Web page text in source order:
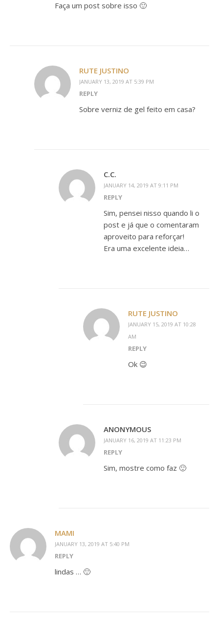
Faça um post sobre isso 🙂
RUTE JUSTINO
JANUARY 13, 2019 AT 5:39 PM
REPLY
Sobre verniz de gel feito em casa?
C.C.
JANUARY 14, 2019 AT 9:11 PM
REPLY
Sim, pensei nisso quando li o
post e já que o comentaram
aproveito para reforçar!
Era uma excelente ideia…
RUTE JUSTINO
JANUARY 15, 2019 AT 10:28
AM
REPLY
Ok 😉
ANONYMOUS
JANUARY 16, 2019 AT 11:23 PM
REPLY
Sim, mostre como faz 🙂
MAMI
JANUARY 13, 2019 AT 5:40 PM
REPLY
lindas … 🙂